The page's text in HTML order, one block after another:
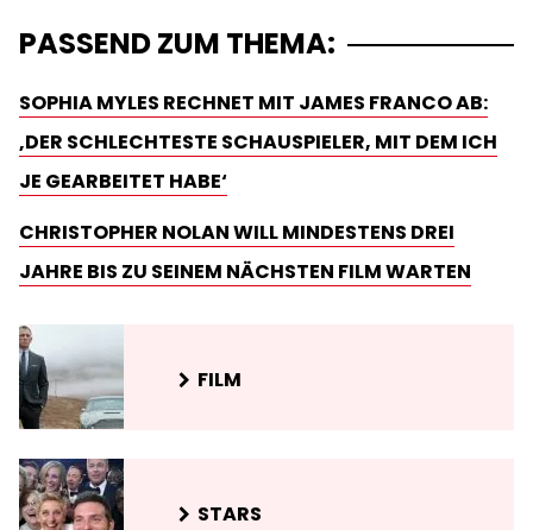
PASSEND ZUM THEMA:
SOPHIA MYLES RECHNET MIT JAMES FRANCO AB:
‚DER SCHLECHTESTE SCHAUSPIELER, MIT DEM ICH
JE GEARBEITET HABE‘
CHRISTOPHER NOLAN WILL MINDESTENS DREI
JAHRE BIS ZU SEINEM NÄCHSTEN FILM WARTEN
FILM
STARS